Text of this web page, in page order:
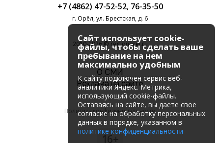
+7 (4862) 47-52-52, 76-35-50
г. Орёл, ул. Брестская, д. 6
2010-2026 © regionorel.ru
О СМИ
Реклама на сайте
Политика конфиденциальности
16+
Сайт использует cookie-
файлы, чтобы сделать ваше
пребывание на нем
максимально удобным
К cайту подключен сервис веб-
аналитики Яндекс. Метрика,
использующий cookie-файлы.
Оставаясь на сайте, вы даете свое
согласие на обработку персональных
данных в порядке, указанном в
политике конфиденциальности